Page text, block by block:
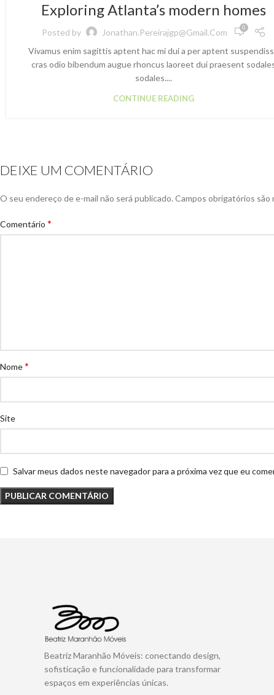
Exploring Atlanta’s modern homes
Posted by Jonathan.pereirajgp@gmail.com 0
Vivamus enim sagittis aptent hac mi dui a per aptent
cras odio bibendum augue rhoncus laoreet dui praesent
sodales....
CONTINUE READING
DEIXE UM COMENTÁRIO
O seu endereço de e-mail não será publicado.Campos obrigatórios são
Comentário *
Nome*
Site
Salvar meus dados neste navegador para a próxima vez que eu
Beatriz Maranhão Móveis: conectando design,
sofisticação e funcionalidade para transformar
espaços em experiências únicas.